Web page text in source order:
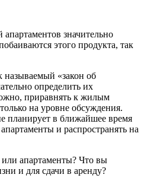
значительно
этого продукта, так
называемый «закон об
определить их
приравнять к жилым
на уровне обсуждения.
планирует в ближайшее время
и распространять на
апартаменты? Что вы
и для сдачи в аренду?